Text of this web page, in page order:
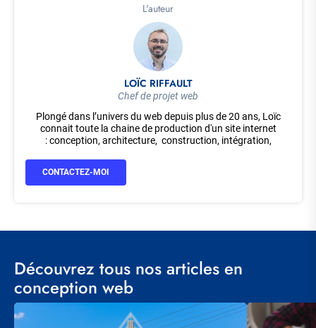
L'auteur
LOÏC RIFFAULT
Chef de projet web
Plongé dans l’univers du web depuis plus de 20 ans, Loïc
connait toute la chaine de production d'un site internet
: conception, architecture, construction, intégration,
allant du simple site vitrine à l'extranet collaboratif, en
passant par des boutiques d’e-commerce.
coordonné le groupe de travail sur la traduction du
CONTACTEZ-MOI
Découvrez tous nos articles en
conception web
Visuel
principal
Visuel
principal